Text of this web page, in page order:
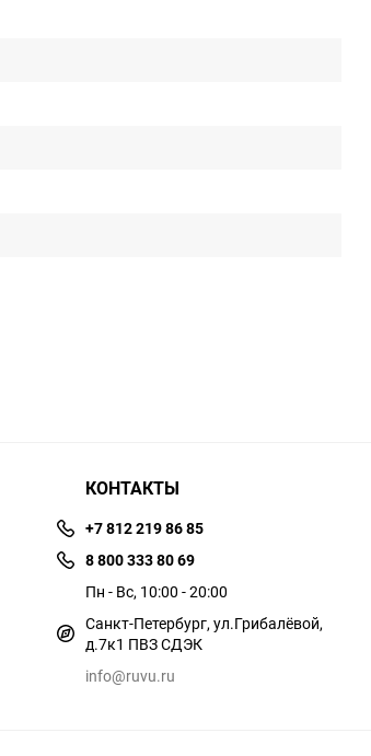
КОНТАКТЫ
+7 812 219 86 85
8 800 333 80 69
Пн - Вс, 10:00 - 20:00
Санкт-Петербург, ул.​​Грибалёвой,
д.7к1 ПВЗ СДЭК
info@ruvu.ru